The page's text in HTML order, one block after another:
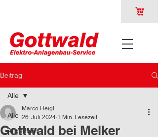
Beitrag
Alle
Allgemein
Alle
Gottwald bei Melker
Marco Heigl
26. Juli 2024 1 Min. Lesezeit